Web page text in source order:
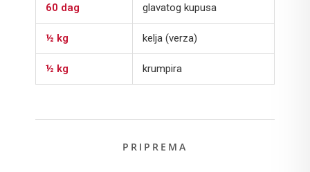
60 dag glavatog kupusa
½ kg kelja (verza)
½ kg krumpira
PRIPREMA